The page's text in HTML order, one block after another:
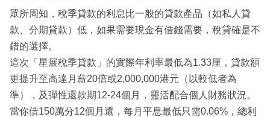
眾所周知，稅季貸款的利息比一般的貸款產品（如私人貸
款、分期貸款）低，如果需要現金有借錢需要，稅貸確是不
錯的選擇。
這次「星展稅季貸款」的實際年利率最低為1.33厘，貸款額
更提升至高達月薪20倍或2,000,000港元（以較低者為
準），及彈性還款期12-24個月，靈活配合個人財務狀況。
當你借150萬分12個月還，每月平息最低只需0.06%，總利